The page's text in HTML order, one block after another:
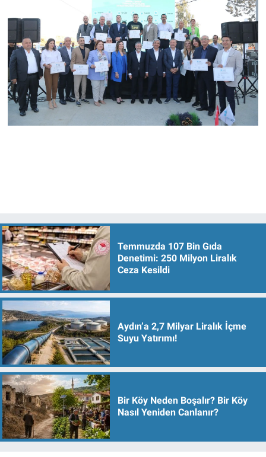
Temmuzda 107 Bin Gıda
Denetimi: 250 Milyon Liralık
Ceza Kesildi
Aydın’a 2,7 Milyar Liralık İçme
Suyu Yatırımı!
Bir Köy Neden Boşalır? Bir Köy
Nasıl Yeniden Canlanır?